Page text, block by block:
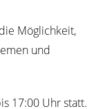
Mög­lich­keit,
und
17:00 Uhr statt.